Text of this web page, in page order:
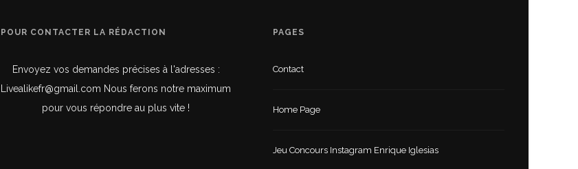
POUR CONTACTER LA RÉDACTION
Envoyez vos demandes précises à l'adresses :
Livealikefr@gmail.com Nous ferons notre maximum
pour vous répondre au plus vite !
PAGES
Contact
Home Page
Jeu Concours Instagram Enrique Iglesias